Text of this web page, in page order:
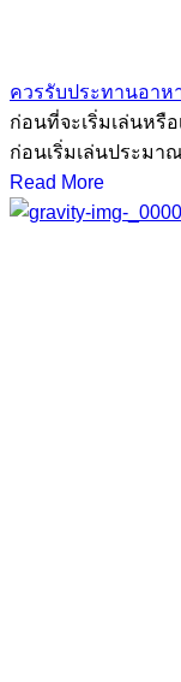
ควรรับประทานอาห
ก่อนที่จะเริ่มเล่นหรื
ก่อนเริ่มเล่นประมา
Read More